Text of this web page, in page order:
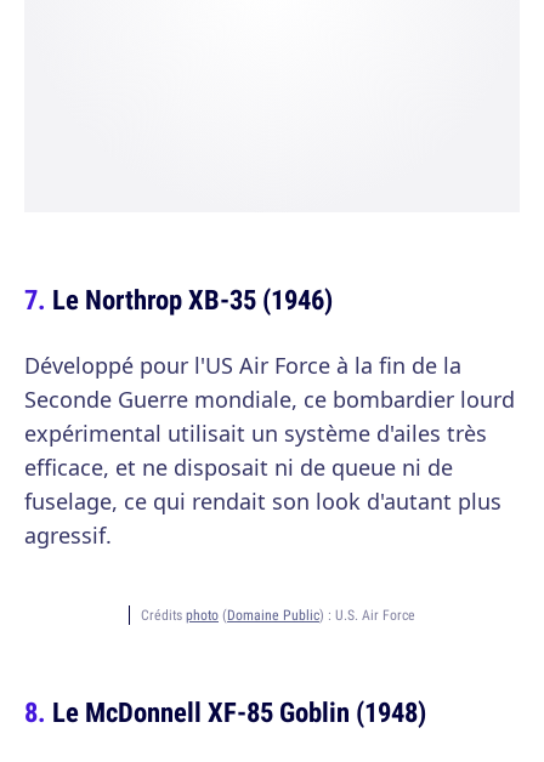
Le Northrop XB-35 (1946)
Développé pour l'US Air Force à la fin de la
Seconde Guerre mondiale, ce bombardier lourd
expérimental utilisait un système d'ailes très
efficace, et ne disposait ni de queue ni de
fuselage, ce qui rendait son look d'autant plus
agressif.
Crédits photo (Domaine Public) : U.S. Air Force
Le McDonnell XF-85 Goblin (1948)